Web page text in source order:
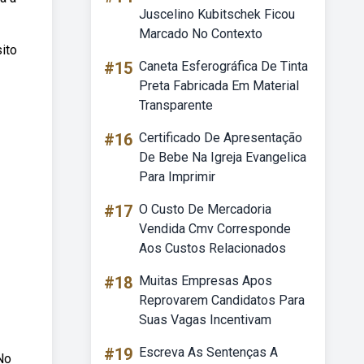
Juscelino Kubitschek Ficou
Marcado No Contexto
#15 Caneta Esferográfica De Tinta
Preta Fabricada Em Material
Transparente
#16 Certificado De Apresentação
De Bebe Na Igreja Evangelica
Para Imprimir
#17 O Custo De Mercadoria
Vendida Cmv Corresponde
Aos Custos Relacionados
#18 Muitas Empresas Apos
Reprovarem Candidatos Para
Suas Vagas Incentivam
#19 Escreva As Sentenças A